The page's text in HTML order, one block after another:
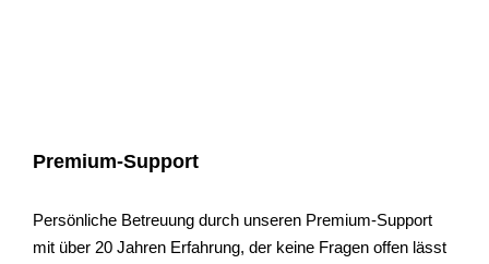
Premium-Support
Persönliche Betreuung durch unseren Premium-Support
mit über 20 Jahren Erfahrung, der keine Fragen offen lässt